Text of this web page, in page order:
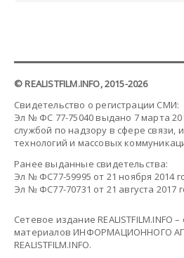
© REALISTFILM.INFO, 2015-2026
Свидетельство о регистрации СМИ:
Эл № ФС 77-75040 выдано 7 марта
службой по надзору в сфере
технологий и массовых
Ранее выданные свидетельства:
Эл № ФС77-59995 от 21 ноября 2014
Эл № ФС77-70731 от 21 августа 2017
Сетевое издание REALISTFILM.INFO
материалов ИНФОРМАЦИОННОГО
REALISTFILM.INFO.